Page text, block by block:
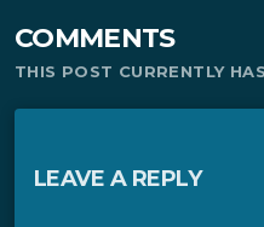
COMMENTS
THIS POST CURRENTLY
LEAVE A REPLY